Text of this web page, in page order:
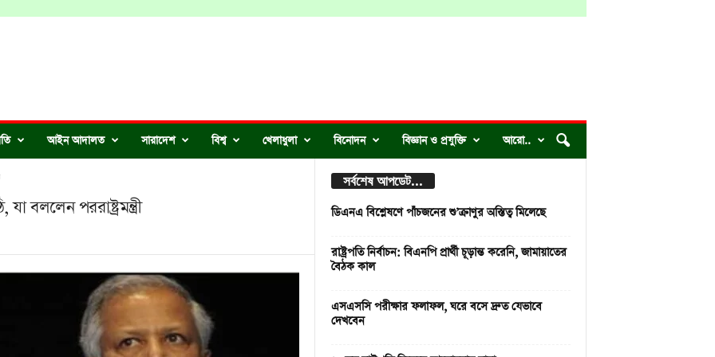
আইন আদালত সারাদেশ বিশ্ব খেলাধুলা বিনোদন বিজ্ঞান ও প্রযুক্তি আরো..
বললেন পররাষ্ট্রমন্ত্রী
সর্বশেষ আপডেট...
ডিএনএ বিশ্লেষণে পাঁচজনের শু’ক্রাণুর অস্তিত্ব মিলেছে
রাষ্ট্রপতি নির্বাচন: বিএনপি প্রার্থী চূড়ান্ত করেনি, জামায়াতের
বৈঠক কাল
এসএসসি পরীক্ষার ফলাফল, ঘরে বসে দ্রুত যেভাবে
দেখবেন